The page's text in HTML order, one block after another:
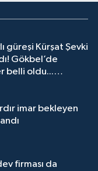
güreşi Kürşat Şevki
Gökbel’de
belli oldu...
imar bekleyen
firması da